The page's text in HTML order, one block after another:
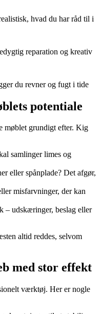
hvad du har råd til i
reparation og kreativ
du revner og fugt i tide
potentiale
møblet grundigt efter. Kig
samlinger limes og
eller spånplade? Det afgør,
misfarvninger, der kan
– udskæringer, beslag eller
altid reddes, selvom
med stor effekt
værktøj. Her er nogle